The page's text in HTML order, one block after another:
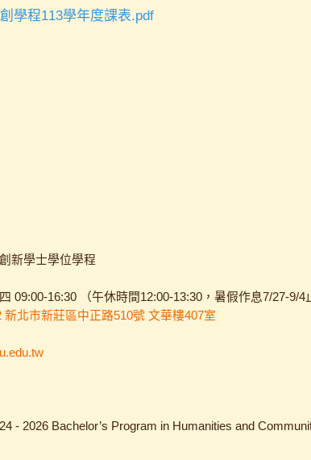
學程113學年度課表.pdf
新學士學位學程
09:00-16:30 （午休時間12:00-13:30，暑假作息7/27-9/4
新北市新莊區中正路510號 文華樓407室
- 2026 Bachelor’s Program in Humanities and